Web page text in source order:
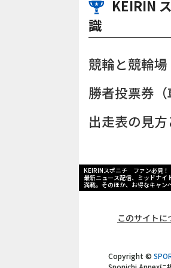
KEIRIN
識
競輪と競輪場
勝者投票券
出走表の見
KEIRINスポニチ ファン必見！
最新ニュース配信、ミッドナイ
満載。そのほか、お得なキャン
このサイトに
Copyright ©